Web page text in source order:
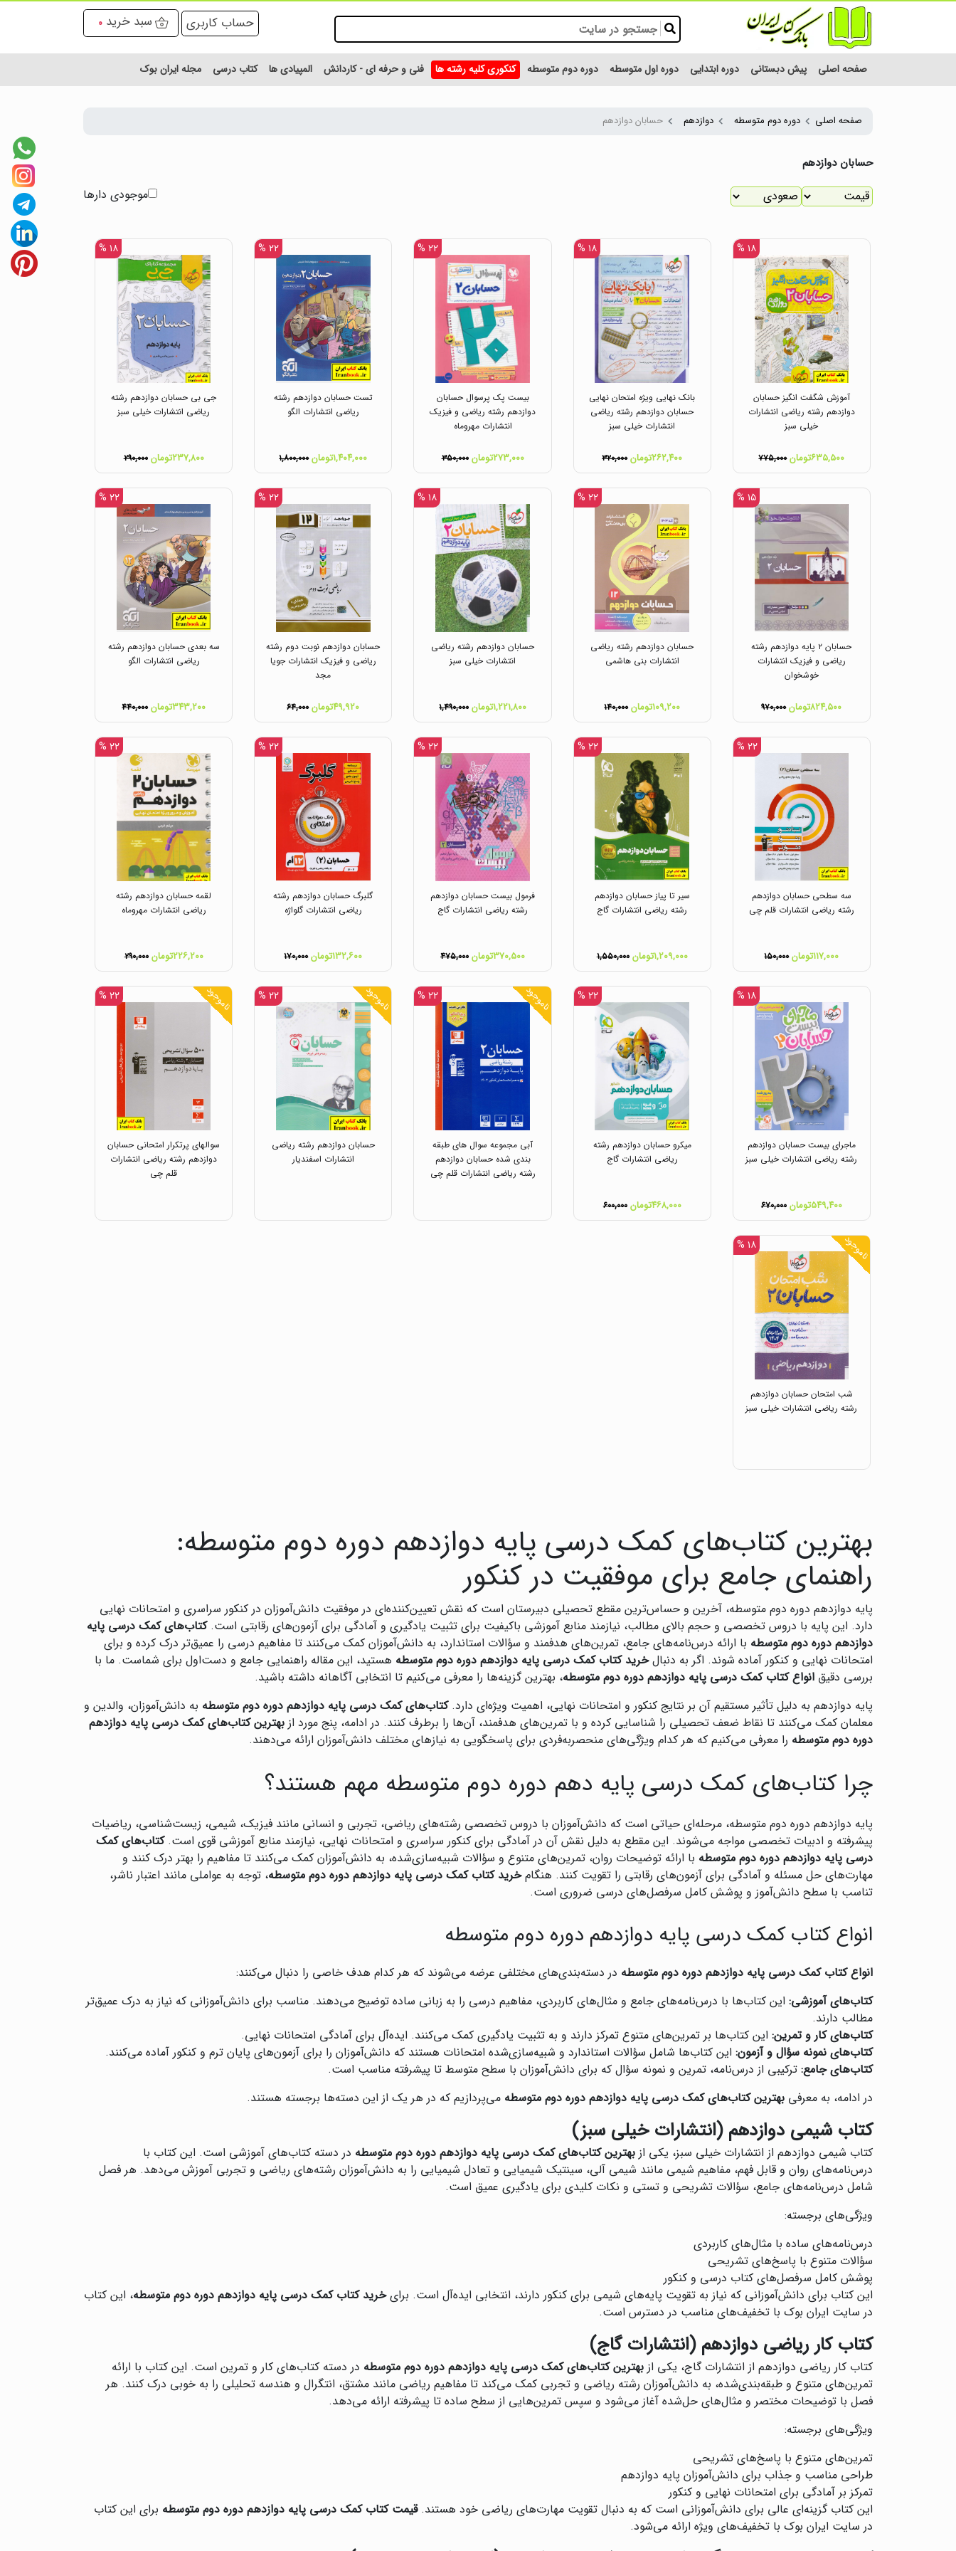
حساب کاربری سبد خرید 0
صفحه اصلی پیش دبستانی دوره ابتدایی دوره اول متوسطه دوره دوم متوسطه کنکوری کلیه رشته ها فنی و حرفه ای - کاردانش المپیادی ها کتاب درسی مجله ایران بوک
صفحه اصلی دوره دوم متوسطه دوازدهم حسابان دوازدهم
حسابان دوازدهم
موجودی دارها
۱۸ %
آموزش شگفت انگیز حسابان
دوازدهم رشته ریاضی انتشارات
خیلی سبز
۶۳۵,۵۰۰تومان ۷۷۵,۰۰۰
۱۸ %
بانک نهایی ویژه امتحان نهایی
حسابان دوازدهم رشته ریاضی
انتشارات خیلی سبز
۲۶۲,۴۰۰تومان ۳۲۰,۰۰۰
۲۲ %
بیست پک پرسوال حسابان
دوازدهم رشته ریاضی و فیزیک
انتشارات مهروماه
۲۷۳,۰۰۰تومان ۳۵۰,۰۰۰
۲۲ %
تست حسابان دوازدهم رشته
ریاضی انتشارات الگو
۱,۴۰۴,۰۰۰تومان ۱,۸۰۰,۰۰۰
۱۸ %
جی بی حسابان دوازدهم رشته
ریاضی انتشارات خیلی سبز
۲۳۷,۸۰۰تومان ۲۹۰,۰۰۰
۱۵ %
حسابان ۲ پایه دوازدهم رشته
ریاضی و فیزیک انتشارات
خوشخوان
۸۲۴,۵۰۰تومان ۹۷۰,۰۰۰
۲۲ %
حسابان دوازدهم رشته ریاضی
انتشارات بنی هاشمی
۱۰۹,۲۰۰تومان ۱۴۰,۰۰۰
۱۸ %
حسابان دوازدهم رشته ریاضی
انتشارات خیلی سبز
۱,۲۲۱,۸۰۰تومان ۱,۴۹۰,۰۰۰
۲۲ %
حسابان دوازدهم نوبت دوم رشته
ریاضی و فیزیک انتشارات جویا
مجد
۴۹,۹۲۰تومان ۶۴,۰۰۰
۲۲ %
سه بعدی حسابان دوازدهم رشته
ریاضی انتشارات الگو
۳۴۳,۲۰۰تومان ۴۴۰,۰۰۰
۲۲ %
سه سطحی حسابان دوازدهم
رشته ریاضی انتشارات قلم چی
۱۱۷,۰۰۰تومان ۱۵۰,۰۰۰
۲۲ %
سیر تا پیاز حسابان دوازدهم
رشته ریاضی انتشارات گاج
۱,۲۰۹,۰۰۰تومان ۱,۵۵۰,۰۰۰
۲۲ %
فرمول بیست حسابان دوازدهم
رشته ریاضی انتشارات گاج
۳۷۰,۵۰۰تومان ۴۷۵,۰۰۰
۲۲ %
گلبرگ حسابان دوازدهم رشته
ریاضی انتشارات گلواژه
۱۳۲,۶۰۰تومان ۱۷۰,۰۰۰
۲۲ %
لقمه حسابان دوازدهم رشته
ریاضی انتشارات مهروماه
۲۲۶,۲۰۰تومان ۲۹۰,۰۰۰
۱۸ %
ماجرای بیست حسابان دوازدهم
رشته ریاضی انتشارات خیلی سبز
۵۴۹,۴۰۰تومان ۶۷۰,۰۰۰
۲۲ %
میکرو حسابان دوازدهم رشته
ریاضی انتشارات گاج
۴۶۸,۰۰۰تومان ۶۰۰,۰۰۰
ناموجود ۲۲ %
آبی مجموعه سوال های طبقه
بندی شده حسابان دوازدهم
رشته ریاضی انتشارات قلم چی
ناموجود ۲۲ %
حسابان دوازدهم رشته ریاضی
انتشارات اسفندیار
ناموجود ۲۲ %
سوالهای پرتکرار امتحانی حسابان
دوازدهم رشته ریاضی انتشارات
قلم چی
ناموجود ۱۸ %
شب امتحان حسابان دوازدهم
رشته ریاضی انتشارات خیلی سبز
بهترین کتاب‌های کمک درسی پایه دوازدهم دوره دوم متوسطه:
راهنمای جامع برای موفقیت در کنکور
پایه دوازدهم دوره دوم متوسطه، آخرین و حساس‌ترین مقطع تحصیلی دبیرستان است که نقش تعیین‌کننده‌ای در موفقیت دانش‌آموزان در کنکور سراسری و امتحانات نهایی
دارد. این پایه با دروس تخصصی و حجم بالای مطالب، نیازمند منابع آموزشی باکیفیت برای تثبیت یادگیری و آمادگی برای آزمون‌های رقابتی است.کتاب‌های کمک درسی پایه
دوازدهم دوره دوم متوسطه با ارائه درس‌نامه‌های جامع، تمرین‌های هدفمند و سؤالات استاندارد، به دانش‌آموزان کمک می‌کنند تا مفاهیم درسی را عمیق‌تر درک کرده و برای
امتحانات نهایی و کنکور آماده شوند. اگر به دنبالخرید کتاب کمک درسی پایه دوازدهم دوره دوم متوسطه هستید، این مقاله راهنمایی جامع و دست‌اول برای شماست. ما با
بررسی دقیق انواع کتاب کمک درسی پایه دوازدهم دوره دوم متوسطه، بهترین گزینه‌ها را معرفی می‌کنیم تا انتخابی آگاهانه داشته باشید.
پایه دوازدهم به دلیل تأثیر مستقیم آن بر نتایج کنکور و امتحانات نهایی، اهمیت ویژه‌ای دارد.کتاب‌های کمک درسی پایه دوازدهم دوره دوم متوسطه به دانش‌آموزان، والدین و
معلمان کمک می‌کنند تا نقاط ضعف تحصیلی را شناسایی کرده و با تمرین‌های هدفمند، آن‌ها را برطرف کنند. در ادامه، پنج مورد از بهترین کتاب‌های کمک درسی پایه دوازدهم
دوره دوم متوسطه را معرفی می‌کنیم که هر کدام ویژگی‌های منحصربه‌فردی برای پاسخگویی به نیازهای مختلف دانش‌آموزان ارائه می‌دهند.
چرا کتاب‌های کمک درسی پایه دهم دوره دوم متوسطه مهم هستند؟
پایه دوازدهم دوره دوم متوسطه، مرحله‌ای حیاتی است که دانش‌آموزان با دروس تخصصی رشته‌های ریاضی، تجربی و انسانی مانند فیزیک، شیمی، زیست‌شناسی، ریاضیات
پیشرفته و ادبیات تخصصی مواجه می‌شوند. این مقطع به دلیل نقش آن در آمادگی برای کنکور سراسری و امتحانات نهایی، نیازمند منابع آموزشی قوی است.کتاب‌های کمک
درسی پایه دوازدهم دوره دوم متوسطه با ارائه توضیحات روان، تمرین‌های متنوع و سؤالات شبیه‌سازی‌شده، به دانش‌آموزان کمک می‌کنند تا مفاهیم را بهتر درک کنند و
مهارت‌های حل مسئله و آمادگی برای آزمون‌های رقابتی را تقویت کنند. هنگامخرید کتاب کمک درسی پایه دوازدهم دوره دوم متوسطه، توجه به عواملی مانند اعتبار ناشر،
تناسب با سطح دانش‌آموز و پوشش کامل سرفصل‌های درسی ضروری است.
انواع کتاب کمک درسی پایه دوازدهم دوره دوم متوسطه
انواع کتاب کمک درسی پایه دوازدهم دوره دوم متوسطه در دسته‌بندی‌های مختلفی عرضه می‌شوند که هر کدام هدف خاصی را دنبال می‌کنند:
کتاب‌های آموزشی: این کتاب‌ها با درس‌نامه‌های جامع و مثال‌های کاربردی، مفاهیم درسی را به زبانی ساده توضیح می‌دهند. مناسب برای دانش‌آموزانی که نیاز به درک عمیق‌تر
مطالب دارند.
کتاب‌های کار و تمرین: این کتاب‌ها بر تمرین‌های متنوع تمرکز دارند و به تثبیت یادگیری کمک می‌کنند. ایده‌آل برای آمادگی امتحانات نهایی.
کتاب‌های نمونه سؤال و آزمون: این کتاب‌ها شامل سؤالات استاندارد و شبیه‌سازی‌شده امتحانات هستند که دانش‌آموزان را برای آزمون‌های پایان ترم و کنکور آماده می‌کنند.
کتاب‌های جامع: ترکیبی از درس‌نامه، تمرین و نمونه سؤال که برای دانش‌آموزان با سطح متوسط تا پیشرفته مناسب است.
در ادامه، به معرفی بهترین کتاب‌های کمک درسی پایه دوازدهم دوره دوم متوسطه می‌پردازیم که در هر یک از این دسته‌ها برجسته هستند.
کتاب شیمی دوازدهم (انتشارات خیلی سبز)
کتاب شیمی دوازدهم از انتشارات خیلی سبز، یکی از بهترین کتاب‌های کمک درسی پایه دوازدهم دوره دوم متوسطه در دسته کتاب‌های آموزشی است. این کتاب با
درس‌نامه‌های روان و قابل فهم، مفاهیم شیمی مانند شیمی آلی، سینتیک شیمیایی و تعادل شیمیایی را به دانش‌آموزان رشته‌های ریاضی و تجربی آموزش می‌دهد. هر فصل
شامل درس‌نامه‌های جامع، سؤالات تشریحی و تستی و نکات کلیدی برای یادگیری عمیق است.
ویژگی‌های برجسته:
درس‌نامه‌های ساده با مثال‌های کاربردی
سؤالات متنوع با پاسخ‌های تشریحی
پوشش کامل سرفصل‌های کتاب درسی و کنکور
این کتاب برای دانش‌آموزانی که نیاز به تقویت پایه‌های شیمی برای کنکور دارند، انتخابی ایده‌آل است. برایخرید کتاب کمک درسی پایه دوازدهم دوره دوم متوسطه، این کتاب
در سایت ایران بوک با تخفیف‌های مناسب در دسترس است.
کتاب کار ریاضی دوازدهم (انتشارات گاج)
کتاب کار ریاضی دوازدهم از انتشارات گاج، یکی از بهترین کتاب‌های کمک درسی پایه دوازدهم دوره دوم متوسطه در دسته کتاب‌های کار و تمرین است. این کتاب با ارائه
تمرین‌های متنوع و طبقه‌بندی‌شده، به دانش‌آموزان رشته ریاضی و تجربی کمک می‌کند تا مفاهیم ریاضی مانند مشتق، انتگرال و هندسه تحلیلی را به خوبی درک کنند. هر
فصل با توضیحات مختصر و مثال‌های حل‌شده آغاز می‌شود و سپس تمرین‌هایی از سطح ساده تا پیشرفته ارائه می‌دهد.
ویژگی‌های برجسته:
تمرین‌های متنوع با پاسخ‌های تشریحی
طراحی مناسب و جذاب برای دانش‌آموزان پایه دوازدهم
تمرکز بر آمادگی برای امتحانات نهایی و کنکور
این کتاب گزینه‌ای عالی برای دانش‌آموزانی است که به دنبال تقویت مهارت‌های ریاضی خود هستند.قیمت کتاب کمک درسی پایه دوازدهم دوره دوم متوسطه برای این کتاب
در سایت ایران بوک با تخفیف‌های ویژه ارائه می‌شود.